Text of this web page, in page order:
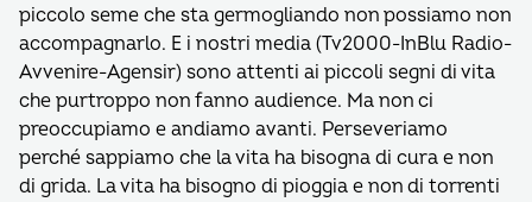
piccolo seme che sta germogliando non possiamo non
accompagnarlo. E i nostri media (Tv2000-InBlu Radio-
Avvenire-Agensir) sono attenti ai piccoli segni di vita
che purtroppo non fanno audience. Ma non ci
preoccupiamo e andiamo avanti. Perseveriamo
perché sappiamo che la vita ha bisogna di cura e non
di grida. La vita ha bisogno di pioggia e non di torrenti